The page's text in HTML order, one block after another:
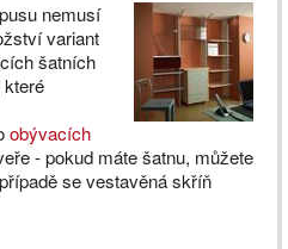
nemusí
variant
šatních
obývacích
- pokud máte šatnu, můžete
se vestavěná skříň